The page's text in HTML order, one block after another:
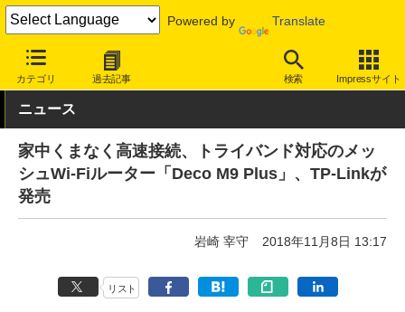
Powered by Translate
カテゴリ 過去記事 検索 Impressサイト
INTERNET Watch ハードウェア 無線LAN
ニュース
家中くまなく高速接続、トライバンド対応のメッ
シュWi-Fiルーター「Deco M9 Plus」、TP-Linkが
発売
岩崎 宰守 2018年11月8日 13:17
リスト